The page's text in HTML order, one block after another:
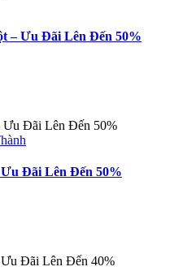
– Ưu Đãi Lên Đến 50%
Đãi Lên Đến 50%